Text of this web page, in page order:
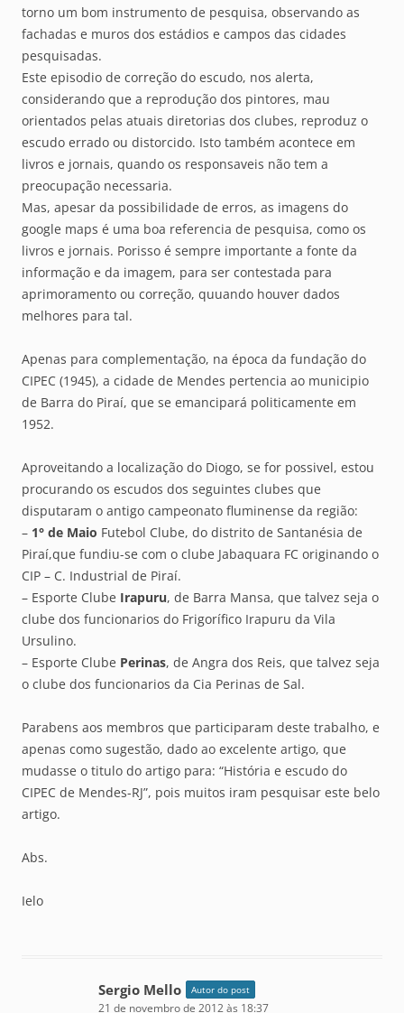
torno um bom instrumento de pesquisa, observando as
fachadas e muros dos estádios e campos das cidades
pesquisadas.
Este episodio de correção do escudo, nos alerta,
considerando que a reprodução dos pintores, mau
orientados pelas atuais diretorias dos clubes, reproduz o
escudo errado ou distorcido. Isto também acontece em
livros e jornais, quando os responsaveis não tem a
preocupação necessaria.
Mas, apesar da possibilidade de erros, as imagens do
google maps é uma boa referencia de pesquisa, como os
livros e jornais. Porisso é sempre importante a fonte da
informação e da imagem, para ser contestada para
aprimoramento ou correção, quuando houver dados
melhores para tal.
Apenas para complementação, na época da fundação do
CIPEC (1945), a cidade de Mendes pertencia ao municipio
de Barra do Piraí, que se emancipará politicamente em
1952.
Aproveitando a localização do Diogo, se for possivel, estou
procurando os escudos dos seguintes clubes que
disputaram o antigo campeonato fluminense da região:
– 1° de Maio Futebol Clube, do distrito de Santanésia de
Piraí,que fundiu-se com o clube Jabaquara FC originando o
CIP – C. Industrial de Piraí.
– Esporte Clube Irapuru, de Barra Mansa, que talvez seja o
clube dos funcionarios do Frigorífico Irapuru da Vila
Ursulino.
– Esporte Clube Perinas, de Angra dos Reis, que talvez seja
o clube dos funcionarios da Cia Perinas de Sal.
Parabens aos membros que participaram deste trabalho, e
apenas como sugestão, dado ao excelente artigo, que
mudasse o titulo do artigo para: “História e escudo do
CIPEC de Mendes-RJ”, pois muitos iram pesquisar este belo
artigo.
Abs.
Ielo
Sergio Mello Autor do post
21 de novembro de 2012 às 18:37